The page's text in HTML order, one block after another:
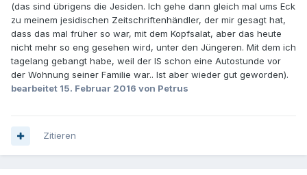
(das sind übrigens die Jesiden. Ich gehe dann gleich mal ums Eck
zu meinem jesidischen Zeitschriftenhändler, der mir gesagt hat,
dass das mal früher so war, mit dem Kopfsalat, aber das heute
nicht mehr so eng gesehen wird, unter den Jüngeren. Mit dem ich
tagelang gebangt habe, weil der IS schon eine Autostunde vor
der Wohnung seiner Familie war.. Ist aber wieder gut geworden).
bearbeitet 15. Februar 2016 von Petrus
Zitieren